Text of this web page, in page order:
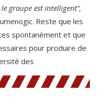
groupe est intelligent”,
Reste que les
spontanément et que
pour produire de
des